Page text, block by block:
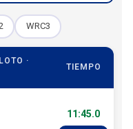
WRC3
·
TIEMPO
11:45.0